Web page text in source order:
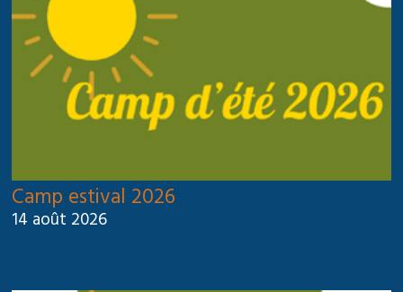
Camp estival 2026
14 août 2026